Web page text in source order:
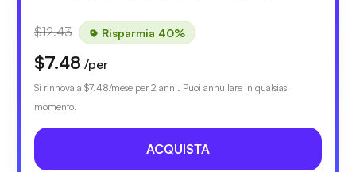
$12.43 Risparmia 40%
$7.48 /per
Si rinnova a $7.48/mese per 2 anni. Puoi annullare in qualsiasi
momento.
ACQUISTA